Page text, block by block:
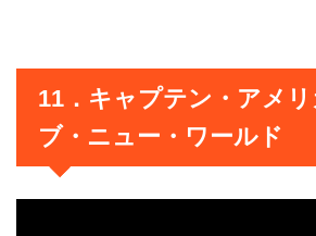
11．キャプテン・アメ
ブ・ニュー・ワールド